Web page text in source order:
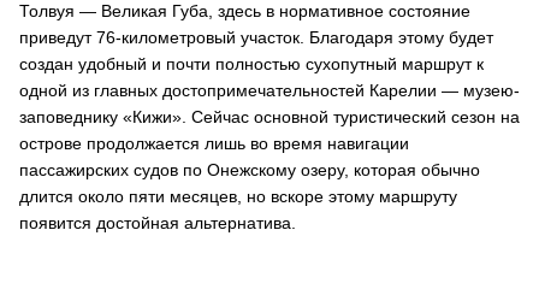
Толвуя — Великая Губа, здесь в нормативное состояние
приведут 76-километровый участок. Благодаря этому будет
создан удобный и почти полностью сухопутный маршрут к
одной из главных достопримечательностей Карелии ― музею-
заповеднику «Кижи». Сейчас основной туристический сезон на
острове продолжается лишь во время навигации
пассажирских судов по Онежскому озеру, которая обычно
длится около пяти месяцев, но вскоре этому маршруту
появится достойная альтернатива.